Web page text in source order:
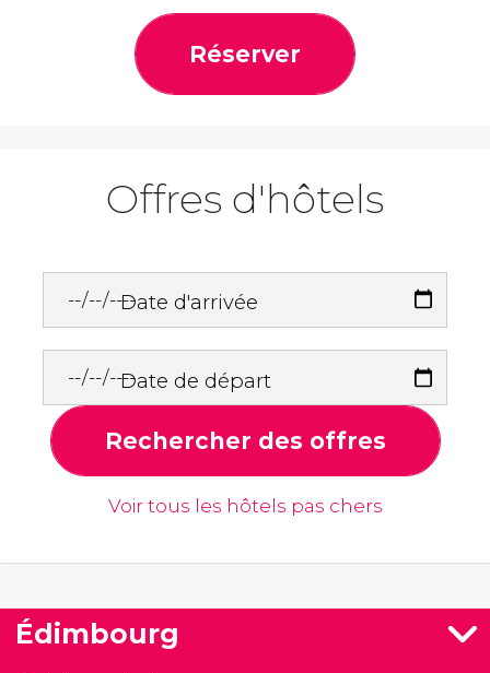
Réserver
Offres d'hôtels
Date d'arrivée
Date de départ
Rechercher des offres
Voir tous les hôtels pas chers
Édimbourg